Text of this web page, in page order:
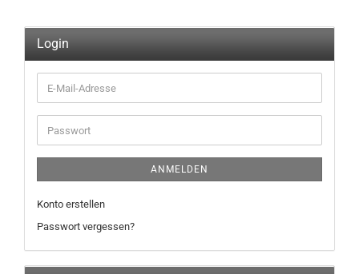
Login
E-
Mail-
Adresse
Passwort
ANMELDEN
Konto erstellen
Passwort vergessen?